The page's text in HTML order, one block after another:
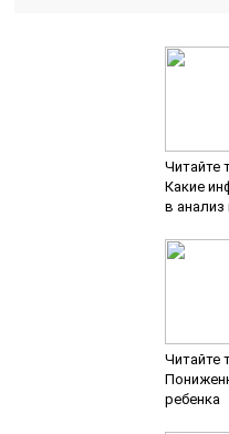
Читайте
Какие
в
Читайте
ребенка